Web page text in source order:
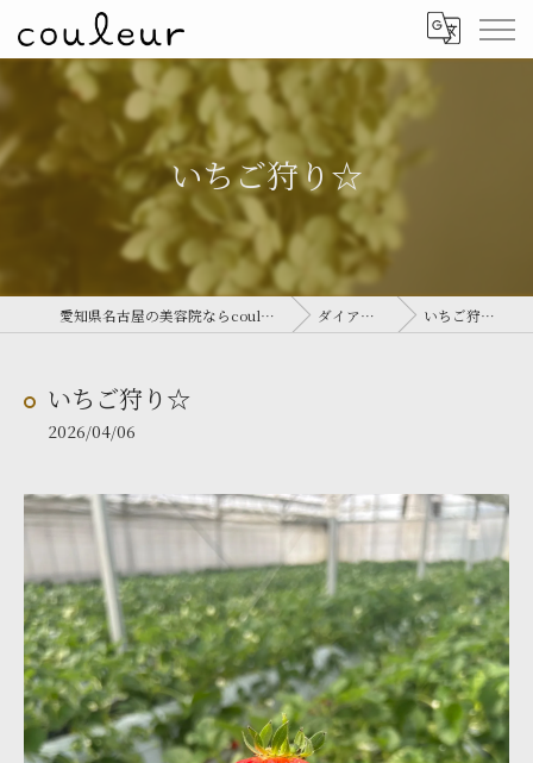
いちご狩り☆
愛知県名古屋の美容院ならcouleur ダイアリー いちご狩り☆
いちご狩り☆
2026/04/06